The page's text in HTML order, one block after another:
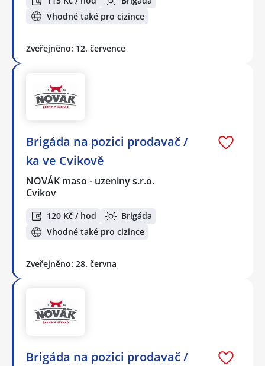
Vhodné také pro cizince
Zveřejněno: 12. července
Brigáda na pozici prodavač /
ka ve Cvikově
NOVÁK maso - uzeniny s.r.o.
Cvikov
120 Kč / hod
Brigáda
Vhodné také pro cizince
Zveřejněno: 28. června
Brigáda na pozici prodavač /